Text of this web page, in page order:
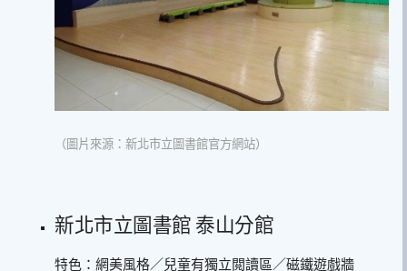
（圖片來源：新北市立圖書館官方網站）
新北市立圖書館 泰山分館
特色：網美風格／兒童有獨立閲讀區／磁鐵遊戲牆